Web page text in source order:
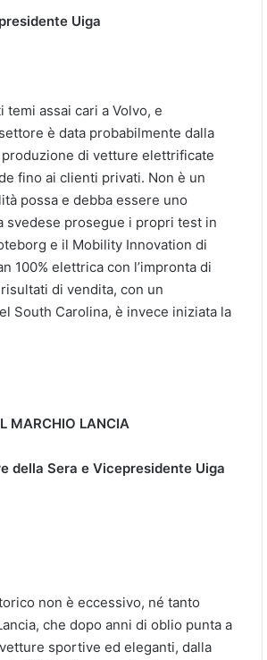
Uiga
assai cari a Volvo, e
è data probabilmente dalla
di vetture elettrificate
fino ai clienti privati. Non è un
possa e debba essere uno
svedese prosegue i propri test in
e il Mobility Innovation di
100% elettrica con l’impronta di
di vendita, con un
South Carolina, è invece iniziata la
MARCHIO LANCIA
della Sera e Vicepresidente Uiga
non è eccessivo, né tanto
che dopo anni di oblio punta a
sportive ed eleganti, dalla